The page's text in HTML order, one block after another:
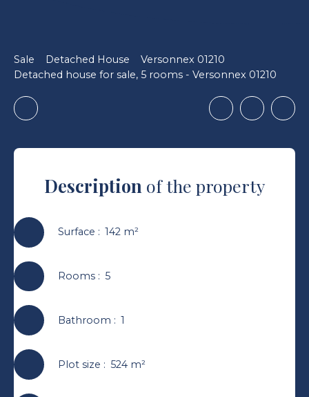
Sale Detached House
Versonnex 01210
Detached house for sale, 5 rooms - Versonnex 01210
Description of the property
Surface : 142 m²
Rooms: 5
Bathroom : 1
Plot size : 524 m²